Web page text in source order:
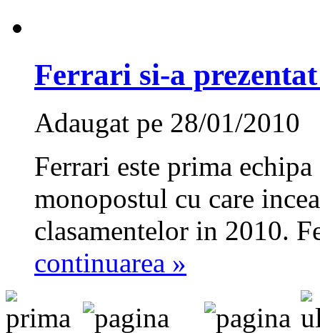
Ferrari si-a
Adaugat pe 28/01/2010
Ferrari este prima
monopostul cu care
clasamentelor in 2010.
continuarea »